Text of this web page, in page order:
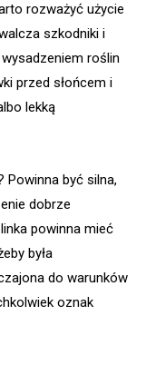
rozważyć użycie
szkodniki i
roślin
przed słońcem i
lekką
Powinna być silna,
dobrze
powinna mieć
była
do warunków
oznak